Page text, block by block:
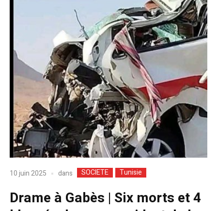
10 juin 2025 dans SOCIETE Tunisie
Drame à Gabès | Six morts et 4